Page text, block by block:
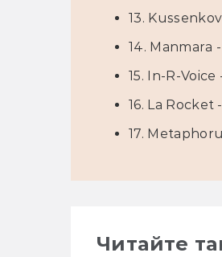
13.
14. Manmara
15. In-R-
16. La Rocket
17.
Читайте